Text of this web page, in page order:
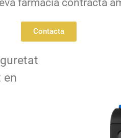
farmàcia contracta
Contacta